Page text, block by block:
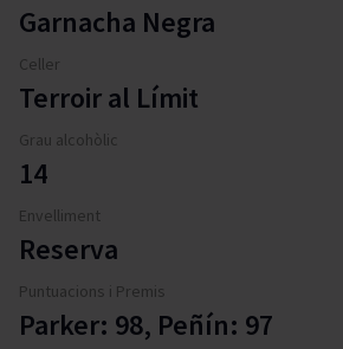
Garnacha Negra
Celler
Terroir al Límit
Grau alcohòlic
14
Envelliment
Reserva
Puntuacions i Premis
Parker: 98, Peñín: 97